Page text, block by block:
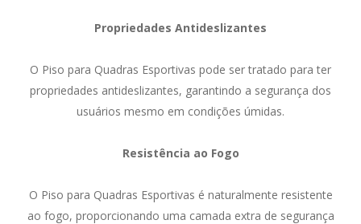
Propriedades Antideslizantes
O Piso para Quadras Esportivas pode ser tratado para ter
propriedades antideslizantes, garantindo a segurança dos
usuários mesmo em condições úmidas.
Resistência ao Fogo
O Piso para Quadras Esportivas é naturalmente resistente
ao fogo, proporcionando uma camada extra de segurança